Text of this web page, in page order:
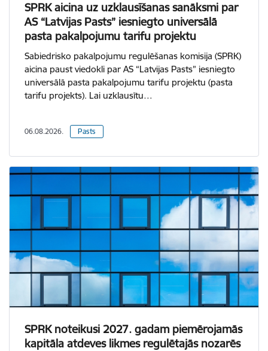
SPRK aicina uz uzklausīšanas sanāksmi par
AS “Latvijas Pasts” iesniegto universālā
pasta pakalpojumu tarifu projektu
Sabiedrisko pakalpojumu regulēšanas komisija (SPRK)
aicina paust viedokli par AS “Latvijas Pasts” iesniegto
universālā pasta pakalpojumu tarifu projektu (pasta
tarifu projekts). Lai uzklausītu…
06.08.2026. Pasts
SPRK noteikusi 2027. gadam piemērojamās
kapitāla atdeves likmes regulētajās nozarēs